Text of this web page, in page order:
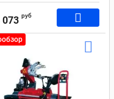
073 руб